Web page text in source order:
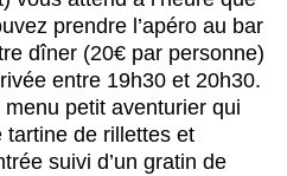
prendre l’apéro au bar
dîner (20€ par personne)
entre 19h30 et 20h30.
petit aventurier qui
tartine de rillettes et
suivi d’un gratin de